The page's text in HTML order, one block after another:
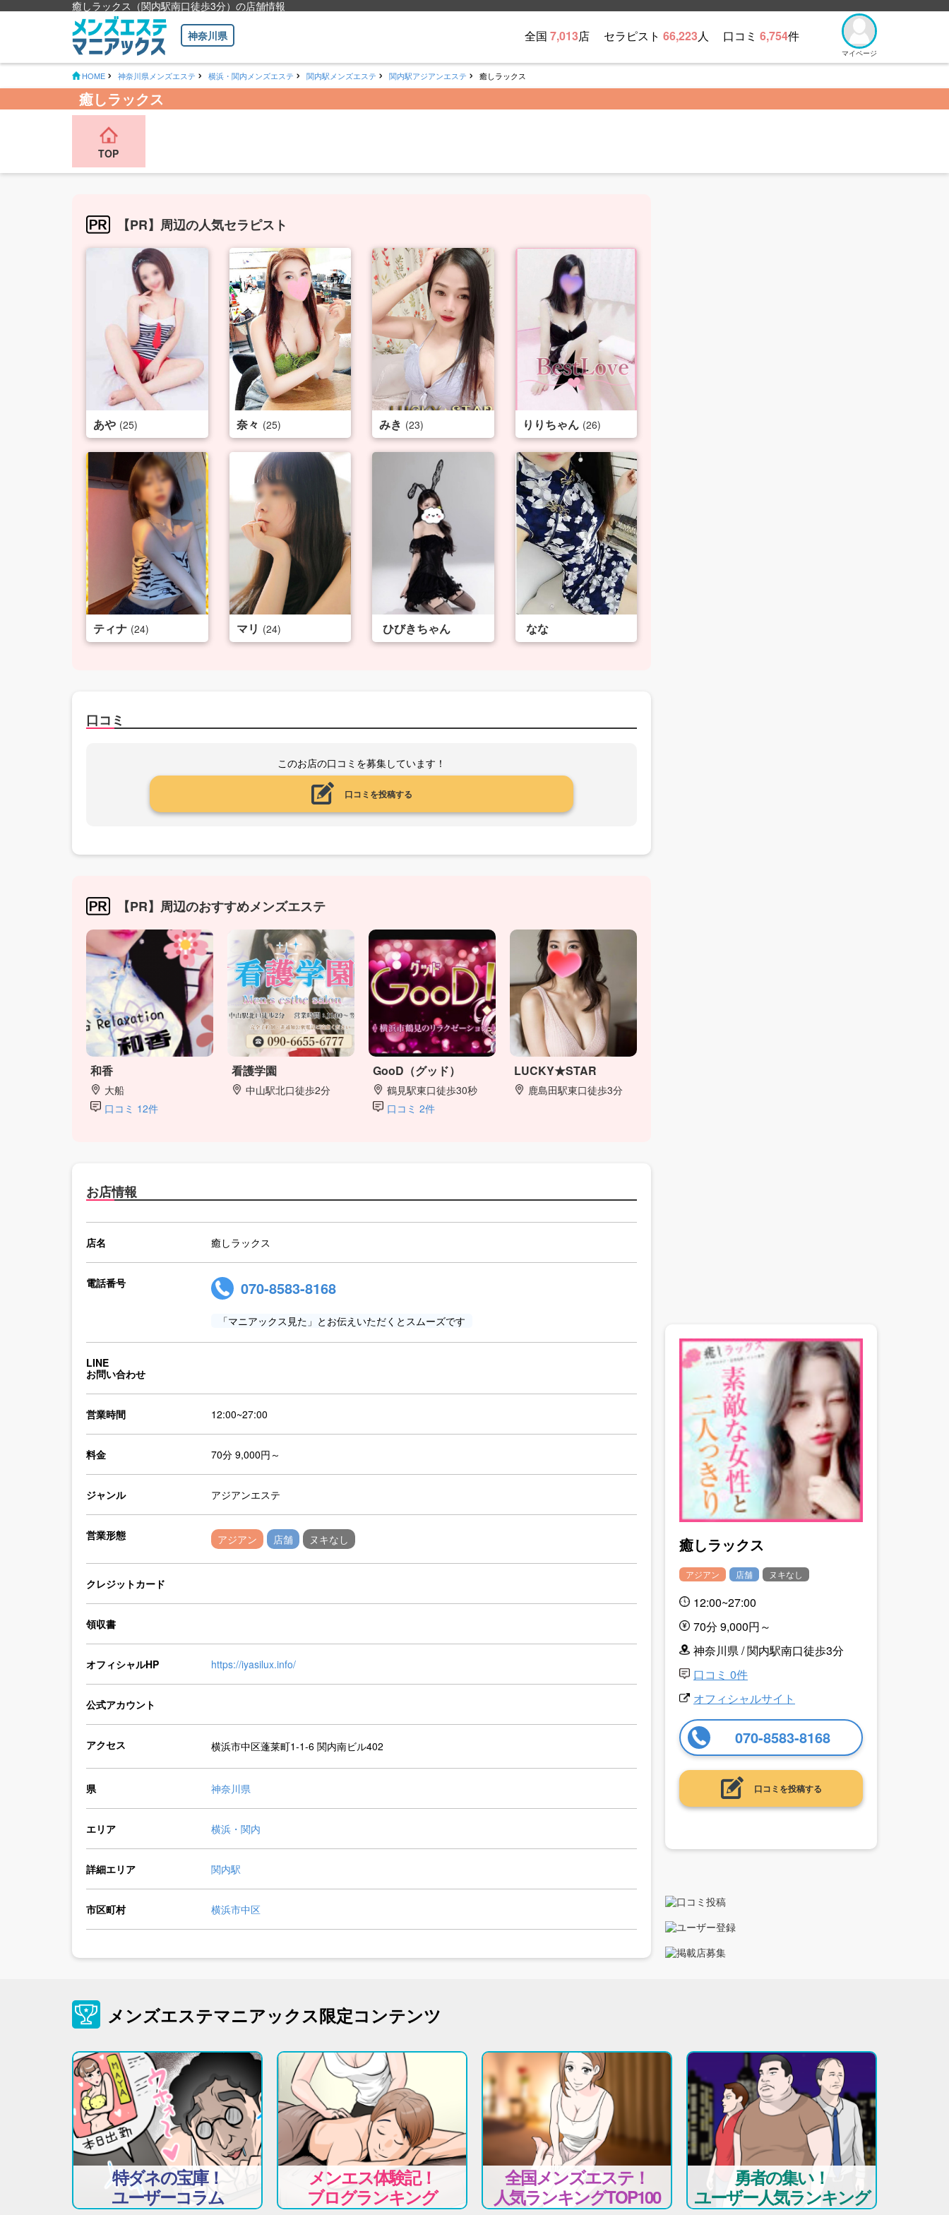
癒しラックス（関内駅南口徒歩3分）の店舗情報
神奈川県 全国 7,013店 セラピスト 66,223人 口コミ 6,754件
マイページ
HOME 神奈川県メンズエステ 横浜・関内メンズエステ 関内駅メンズエステ 関内駅アジアンエステ 癒しラックス
癒しラックス
TOP
【PR】周辺の人気セラピスト
あや (25) 奈々 (25) みき (23) りりちゃん (26)
ティナ (24) マリ (24) ひびきちゃん なな
口コミ
このお店の口コミを募集しています！
口コミを投稿する
【PR】周辺のおすすめメンズエステ
和香
大船
口コミ 12件
看護学園
中山駅北口徒歩2分
GooD（グッド）
鶴見駅東口徒歩30秒
口コミ 2件
LUCKY★STAR
鹿島田駅東口徒歩3分
お店情報
店名 癒しラックス
電話番号 070-8583-8168
「マニアックス見た」とお伝えいただくとスムーズです
LINE
お問い合わせ
営業時間 12:00~27:00
料金 70分 9,000円～
ジャンル アジアンエステ
営業形態 アジアン 店舗 ヌキなし
クレジットカード
領収書
オフィシャルHP https://iyasilux.info/
公式アカウント
アクセス 横浜市中区蓬莱町1-1-6 関内南ビル402
県 神奈川県
エリア 横浜・関内
詳細エリア 関内駅
市区町村 横浜市中区
癒しラックス
アジアン 店舗 ヌキなし
12:00~27:00
70分 9,000円～
神奈川県 / 関内駅南口徒歩3分
口コミ 0件
オフィシャルサイト
070-8583-8168
口コミを投稿する
メンズエステマニアックス限定コンテンツ
特ダネの宝庫！
ユーザーコラム
メンエス体験記！
ブログランキング
全国メンズエステ！
人気ランキングTOP100
勇者の集い！
ユーザー人気ランキング